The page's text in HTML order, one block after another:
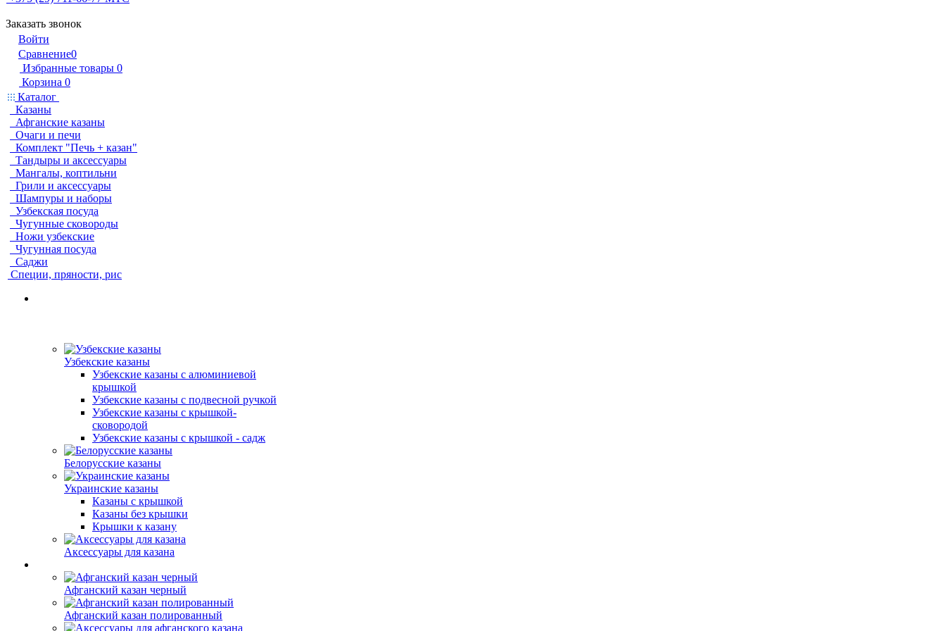
Заказать звонок
Войти
Сравнение0
Избранные товары 0
Корзина 0
Каталог
Казаны
Афганские казаны
Очаги и печи
Комплект "Печь + казан"
Тандыры и аксессуары
Мангалы, коптильни
Грили и аксессуары
Шампуры и наборы
Узбекская посуда
Чугунные сковороды
Ножи узбекские
Чугунная посуда
Саджи
Специи, пряности, рис
Узбекские казаны
Узбекские казаны с алюминиевой
крышкой
Узбекские казаны с подвесной ручкой
Узбекские казаны с крышкой-
сковородой
Узбекские казаны с крышкой - садж
Белорусские казаны
Украинские казаны
Казаны с крышкой
Казаны без крышки
Крышки к казану
Аксессуары для казана
Афганский казан черный
Афганский казан полированный